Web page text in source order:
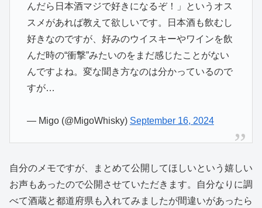
んだら日本酒マジで好きになるぞ！」というオス
スメがあれば教えて欲しいです。日本酒も飲むし
好きなのですが、好みのウイスキーやワインを飲
んだ時の“衝撃”みたいのをまだ感じたことがない
んですよね。変な聞き方なのは分かっているので
すが…
— Migo (@MigoWhisky) September 16, 2024
自分のメモですが、まとめて公開してほしいという嬉しい
お声もあったので公開させていただきます。自分なりに調
べて酒蔵と都道府県も入れてみましたが間違いがあったら